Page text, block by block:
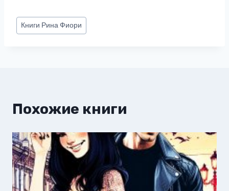
Метки
записи:
Книги Рина Фиори
Похожие книги